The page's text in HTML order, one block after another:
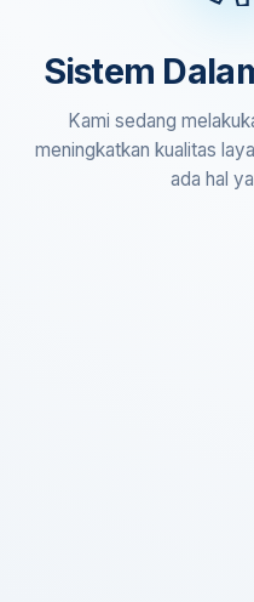
Sistem
Kami sedang
meningkatkan kualitas
ada hal